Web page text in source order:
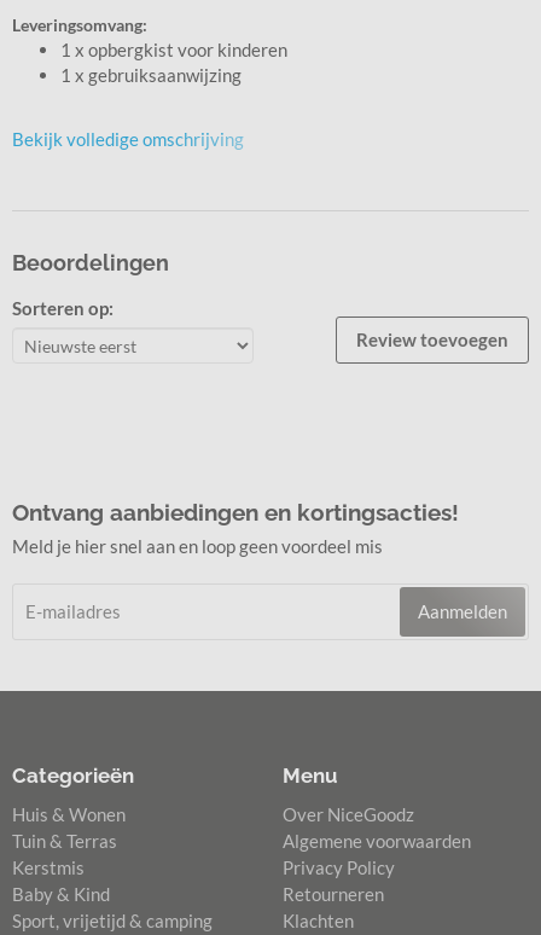
Leveringsomvang:
1 x opbergkist voor kinderen
1 x gebruiksaanwijzing
Bekijk volledige omschrijving
Beoordelingen
Sorteren op:
Review toevoegen
Ontvang aanbiedingen en kortingsacties!
Meld je hier snel aan en loop geen voordeel mis
Aanmelden
Categorieën
Huis & Wonen
Tuin & Terras
Kerstmis
Baby & Kind
Sport, vrijetijd & camping
Menu
Over NiceGoodz
Algemene voorwaarden
Privacy Policy
Retourneren
Klachten